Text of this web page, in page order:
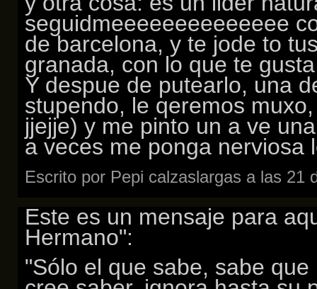
seguidmeeeeeeeeeeeeee
de barcelona, y te jode to
granada, con lo que te
Y despue de putearlo, una
stupendo, le qeremos
jjejje) y me pinto un a ve
a veces me ponga nerviosa
Escrito por Pepi calzaslargas a las 21
Este es un mensaje para
Hermano":
"Sólo el que sabe, sabe